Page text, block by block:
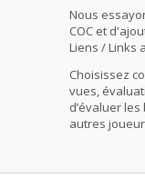
Nous
COC et
Liens / Links
Choisissez
vues,
d’évaluer
autres